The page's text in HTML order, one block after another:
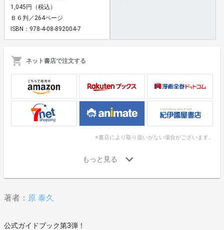
1,045円（税込）
Ｂ６判／264ページ
ISBN：978-4-08-892004-7
ネット書店で注文する
※書店により取り扱いがない場合がございます。
著者： 原 泰久
公式ガイドブック第3弾！